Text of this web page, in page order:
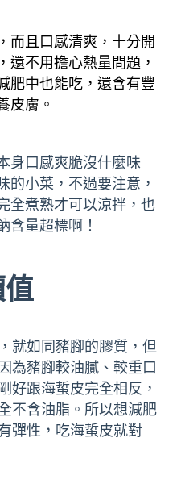
而且口感清爽，十分開
還不用擔心熱量問題，
肥中也能吃，還含有豐
皮膚。
身口感爽脆沒什麼味
的小菜，不過要注意，
全煮熟才可以涼拌，也
含量超標啊！
就如同豬腳的膠質，但
為豬腳較油膩、較重口
好跟海蜇皮完全相反，
不含油脂。所以想減肥
彈性，吃海蜇皮就對